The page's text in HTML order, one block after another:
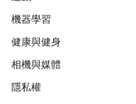
機器學習
健康與健身
相機與媒體
隱私權